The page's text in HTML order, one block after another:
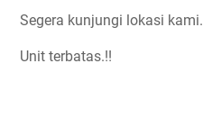
Segera kunjungi lokasi kami.
Unit terbatas.!!